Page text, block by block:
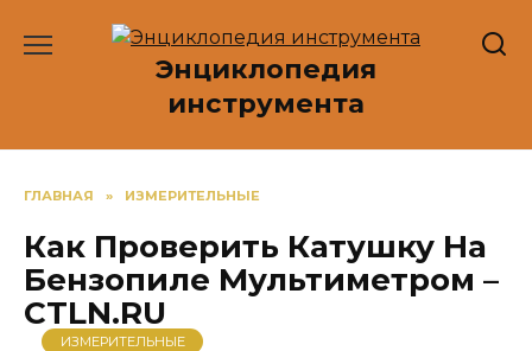
Энциклопедия
инструмента
ГЛАВНАЯ » ИЗМЕРИТЕЛЬНЫЕ
Как Проверить Катушку На
Бензопиле Мультиметром –
CTLN.RU
ИЗМЕРИТЕЛЬНЫЕ